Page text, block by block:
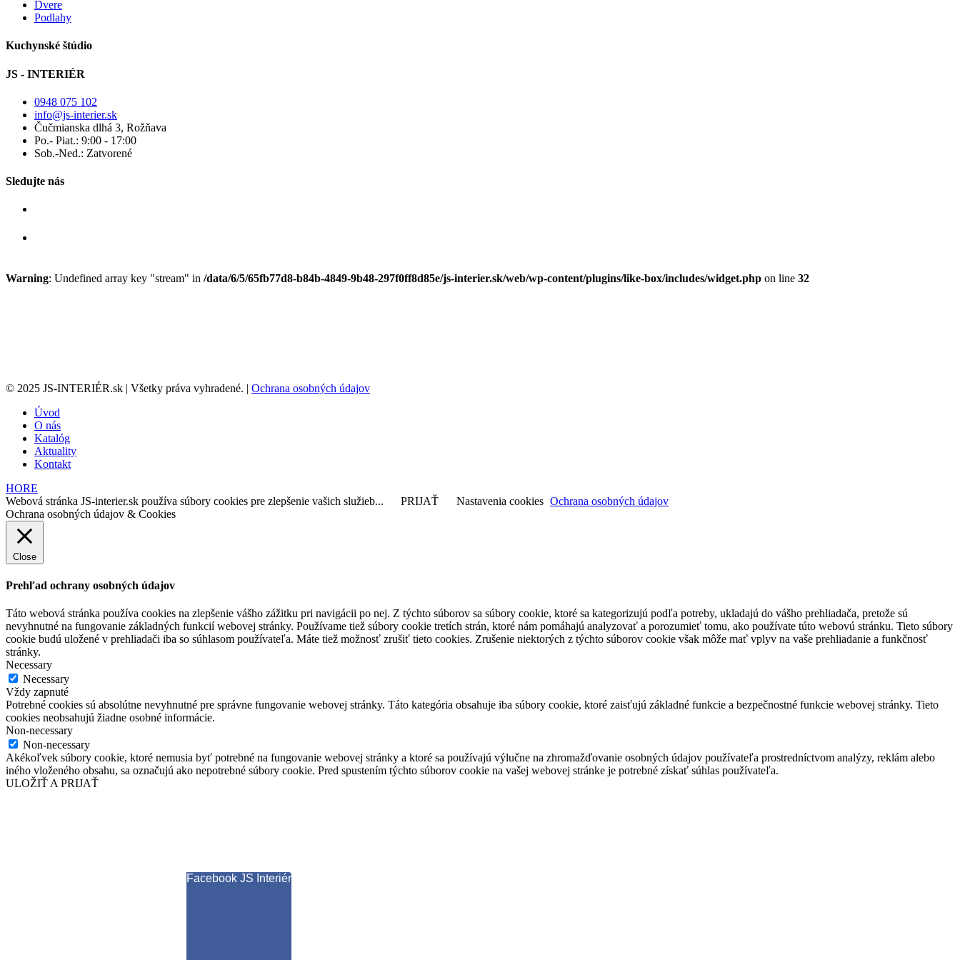
Dvere
Podlahy
Kuchynské štúdio
JS - INTERIÉR
0948 075 102
info@js-interier.sk
Čučmianska dlhá 3, Rožňava
Po.- Piat.: 9:00 - 17:00
Sob.-Ned.: Zatvorené
Sledujte nás
Warning: Undefined array key "stream" in /data/6/5/65fb77d8-b84b-4849-9b48-297f0ff8d85e/js-interier.sk/web/wp-content/plugins/like-box/includes/widget.php on line 32
© 2025 JS-INTERIÉR.sk | Všetky práva vyhradené. | Ochrana osobných údajov
Úvod
O nás
Katalóg
Aktuality
Kontakt
HORE
Webová stránka JS-interier.sk používa súbory cookies pre zlepšenie vašich služieb...
PRIJAŤ Nastavenia cookies Ochrana osobných údajov
Ochrana osobných údajov & Cookies
Close
Prehľad ochrany osobných údajov
Táto webová stránka používa cookies na zlepšenie vášho zážitku pri navigácii po nej. Z týchto súborov sa súbory cookie, ktoré sa kategorizujú podľa potreby, ukladajú do vášho prehliadača, pretože sú
nevyhnutné na fungovanie základných funkcií webovej stránky. Používame tiež súbory cookie tretích strán, ktoré nám pomáhajú analyzovať a porozumieť tomu, ako používate túto webovú stránku. Tieto súbory
cookie budú uložené v prehliadači iba so súhlasom používateľa. Máte tiež možnosť zrušiť tieto cookies. Zrušenie niektorých z týchto súborov cookie však môže mať vplyv na vaše prehliadanie a funkčnosť
stránky.
Necessary
Necessary
Vždy zapnuté
Potrebné cookies sú absolútne nevyhnutné pre správne fungovanie webovej stránky. Táto kategória obsahuje iba súbory cookie, ktoré zaisťujú základné funkcie a bezpečnostné funkcie webovej stránky. Tieto
cookies neobsahujú žiadne osobné informácie.
Non-necessary
Non-necessary
Akékoľvek súbory cookie, ktoré nemusia byť potrebné na fungovanie webovej stránky a ktoré sa používajú výlučne na zhromažďovanie osobných údajov používateľa prostredníctvom analýzy, reklám alebo
iného vloženého obsahu, sa označujú ako nepotrebné súbory cookie. Pred spustením týchto súborov cookie na vašej webovej stránke je potrebné získať súhlas používateľa.
ULOŽIŤ A PRIJAŤ
Facebook JS Interiér